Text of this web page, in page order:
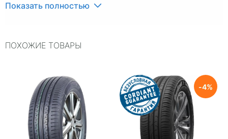
Индекс скорости
Типоразмер
Тип шины
Легковые
С камерой
Без камеры
RunFlat
Показать полностью
ПОХОЖИЕ ТОВАРЫ
4